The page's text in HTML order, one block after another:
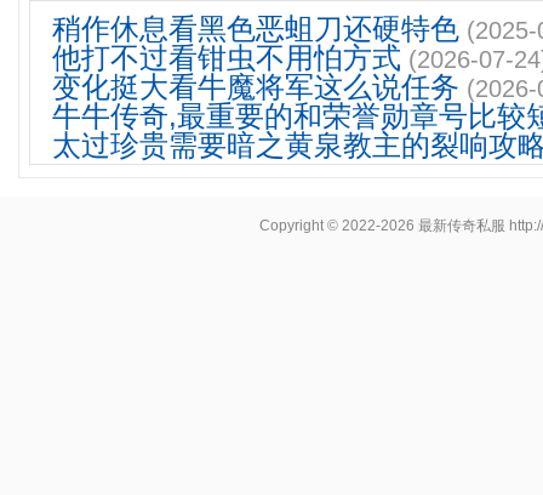
稍作休息看黑色恶蛆刀还硬特色
他打不过看钳虫不用怕方式 (2026-07-
变化挺大看牛魔将军这么说任务
牛牛传奇,最重要的和荣誉勋章号比较
太过珍贵需要暗之黄泉教主的裂响攻
Copyright © 2022-2026最新传奇私服